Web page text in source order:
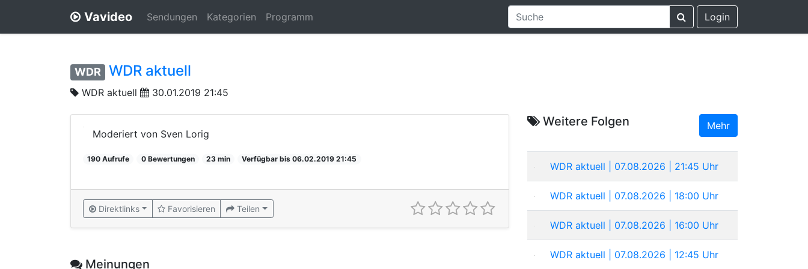
Vavideo Sendungen Kategorien Programm Login
WDR WDR aktuell
WDR aktuell 30.01.2019 21:45
Moderiert von Sven Lorig
190 Aufrufe 0 Bewertungen 23 min Verfügbar bis 06.02.2019 21:45
Direktlinks Favorisieren Teilen
Meinungen
Weitere Folgen Mehr
WDR aktuell | 07.08.2026 | 21:45 Uhr
WDR aktuell | 07.08.2026 | 18:00 Uhr
WDR aktuell | 07.08.2026 | 16:00 Uhr
WDR aktuell | 07.08.2026 | 12:45 Uhr